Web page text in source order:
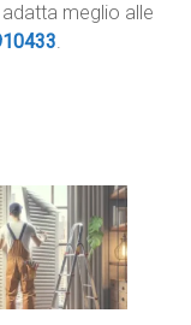
meglio alle
.